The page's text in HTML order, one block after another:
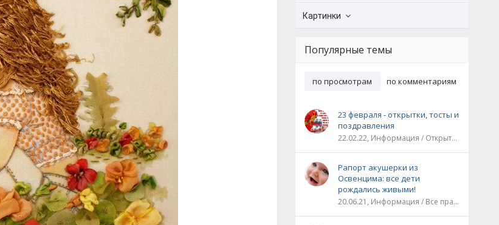
Картинки
Популярные темы
по просмотрам по комментариям
23 февраля - открытки, тосты и
поздравления
22.02.22, Информация / Открытки / Все праздники
Рапорт акушерки из
Освенцима: все дети
рождались живыми!
20.06.21, Информация / Все праздники / Рассказы и истории